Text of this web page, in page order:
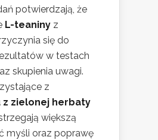
potwierdzają, że
L-teaniny z
się do
w testach
skupienia uwagi.
z
z zielonej herbaty
większą
myśli oraz poprawę